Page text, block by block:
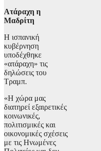
Ατάραχη η
Μαδρίτη
Η ισπανική
κυβέρνηση
υποδέχθηκε
«ατάραχη» τις
δηλώσεις του
Τραμπ.
«Η χώρα μας
διατηρεί εξαιρετικές
κοινωνικές,
πολιτισμικές και
οικονομικές σχέσεις
με τις Ηνωμένες